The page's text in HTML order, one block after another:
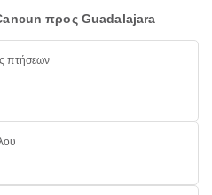
προς Guadalajara
πτήσεων